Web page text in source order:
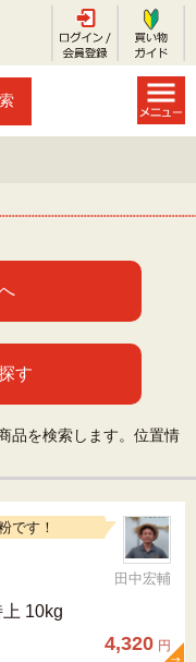
す
品を検索します。位置情
です！
田中宏輔
上 10kg
4,320 円